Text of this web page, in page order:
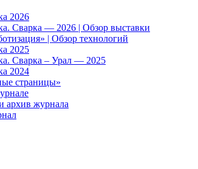
2026
Сварка — 2026 | Обзор выставки
| Обзор технологий
2025
Сварка – Урал — 2025
2024
страницы»
архив журнала